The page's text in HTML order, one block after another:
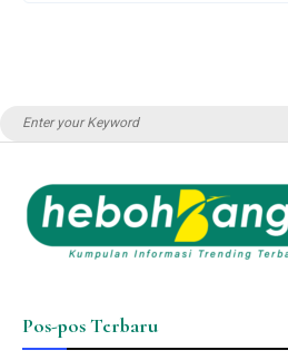
Search
Pos-pos Terbaru